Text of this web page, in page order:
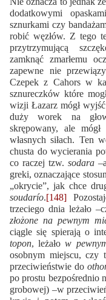
dodatkowymi
sznurkami czy
robić węzłów. Z tego
przytrzymującą
zamknąć zmarłemu
zapewne nie
Czepek z Cahors w
sznureczków które
wizji Łazarz mógł
duży worek na
skrępowany, ale
własnych siłach. Ten
chusta do wycierania
co raczej tzw.sodara
greki, oznaczające
„okrycie”, jak chce
soudarío.[148]
trzeciego dnia leżało
złożone na pewnym
ciągle się spierają o
topon, leżałow
osobnym miejscu, czy
przeciwieństwie do
po prostu bezpośrednio
grobowej) –w